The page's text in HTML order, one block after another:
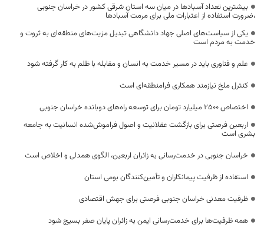
بیشترین تعداد آسبادها در میان سه استان شرقی کشور در خراسان جنوبی
،ضرورت استفاده از اعتبارات ملی برای مرمت آسبادها
یکی از سیاست‌های اصلی جهاد دانشگاهی تبدیل مزیت‌های منطقه‌ای به ثروت و
خدمت به مردم است
علم و فناوری باید در مسیر خدمت به انسان و مقابله با ظلم به کار گرفته شود
کنترل ملخ نیازمند همکاری فرامنطقه‌ای است
اختصاص 2500 میلیارد تومان برای توسعه راه‌های دوبانده خراسان جنوبی
اربعین فرصتی برای بازگشت عقلانیت و اصول فراموش‌شده انسانیت به جامعه
بشری است
خراسان جنوبی در خدمت‌رسانی به زائران اربعین، الگوی همدلی و اخلاص است
استفاده از ظرفیت پیمانکاران و تأمین‌کنندگان بومی استان
ظرفیت معدنی خراسان جنوبی فرصتی برای جهش اقتصادی
همه ظرفیت‌ها برای خدمت‌رسانی ایمن به زائران پایان صفر بسیج شود